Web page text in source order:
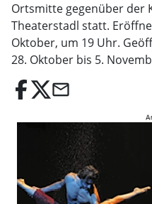
Ortsmitte gegenüber der
Theaterstadl statt.
Oktober, um 19 Uhr.
28. Oktober bis 5.
email